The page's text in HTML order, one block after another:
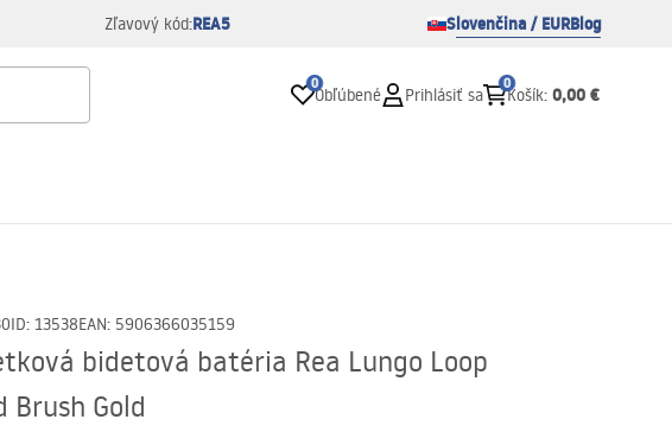
Zľavový kód:REA5 Slovenčina / EURBlog
0
Obľúbené Prihlásiť sa
0
Košík: 0,00 €
ID: 13538EAN: 5906366035159
bidetová batéria Rea Lungo Loop
Brush Gold